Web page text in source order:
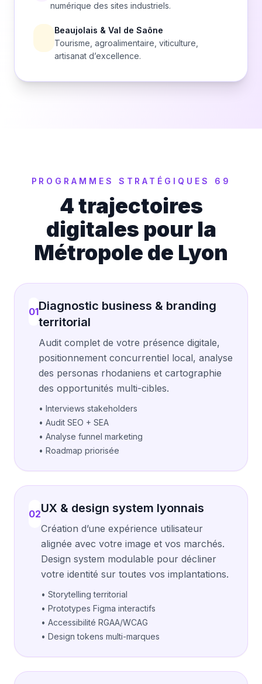
numérique des sites industriels.
Beaujolais & Val de Saône
Tourisme, agroalimentaire, viticulture,
artisanat d’excellence.
PROGRAMMES STRATÉGIQUES 69
4 trajectoires
digitales pour la
Métropole de Lyon
01Diagnostic business & branding
territorial
Audit complet de votre présence digitale,
positionnement concurrentiel local, analyse
des personas rhodaniens et cartographie
des opportunités multi-cibles.
• Interviews stakeholders
• Audit SEO + SEA
• Analyse funnel marketing
• Roadmap priorisée
02UX & design system lyonnais
Création d’une expérience utilisateur
alignée avec votre image et vos marchés.
Design system modulable pour décliner
votre identité sur toutes vos implantations.
• Storytelling territorial
• Prototypes Figma interactifs
• Accessibilité RGAA/WCAG
• Design tokens multi-marques